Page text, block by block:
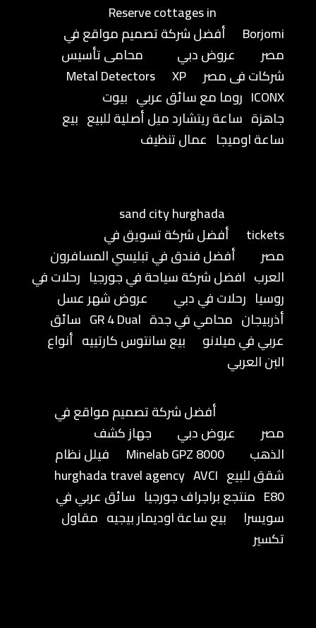
Reserve cottages in
Borjomi
أفضل شركة تصميم مواقع في
مصر
عروض دبي
محامى تأسيس
شركات فى مصر
Metal Detectors
XP
ICONX روما مع سائق عربي بيوت
جاهزة ساعة ريتشارد ميل أصلية للبيع بيع
ساعة اوميجا عمال تنظيف
sand city hurghada
tickets
أفضل شركة تسويق في
مصر
أفضل فندق في تبليسي المسافرون
العرب افضل شركة سياحة في جورجيا رحلات في
روسيا رحلات في دبي
عروض شهر عسل
أذربيجان محامي في جدة GR 4 Dual سائق
عربي في ميلانو
بيع سانتوس كارتييه أنواع
البن العربي
أفضل شركة تصميم مواقع في
مصر
عروض دبي
جهاز كشف
الذهب
Minelab GPZ 8000
فيلل نظام
شقق للبيع
hurghada travel agency AVCI
E80 منتجع براجراف جورجيا سائق عربي في
سويسرا
بيع ساعة اوديمار بيجيه مقاول
تكسير